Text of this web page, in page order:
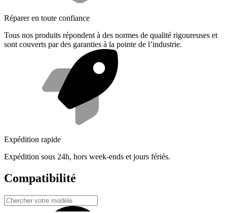
Réparer en toute confiance
Tous nos produits répondent à des normes de qualité rigoureuses et
sont couverts par des garanties à la pointe de l’industrie.
Expédition rapide
Expédition sous 24h, hors week-ends et jours fériés.
Compatibilité